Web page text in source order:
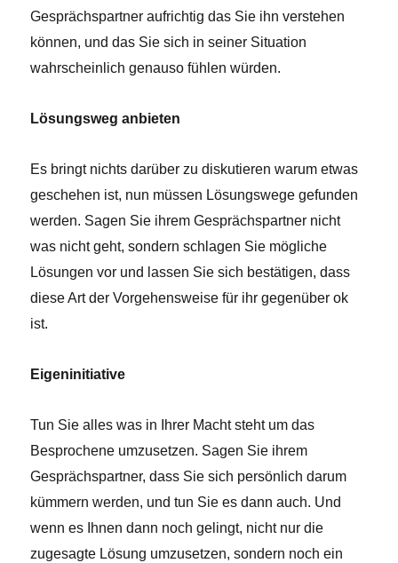
Gesprächspartner aufrichtig das Sie ihn verstehen
können, und das Sie sich in seiner Situation
wahrscheinlich genauso fühlen würden.
Lösungsweg anbieten
Es bringt nichts darüber zu diskutieren warum etwas
geschehen ist, nun müssen Lösungswege gefunden
werden. Sagen Sie ihrem Gesprächspartner nicht
was nicht geht, sondern schlagen Sie mögliche
Lösungen vor und lassen Sie sich bestätigen, dass
diese Art der Vorgehensweise für ihr gegenüber ok
ist.
Eigeninitiative
Tun Sie alles was in Ihrer Macht steht um das
Besprochene umzusetzen. Sagen Sie ihrem
Gesprächspartner, dass Sie sich persönlich darum
kümmern werden, und tun Sie es dann auch. Und
wenn es Ihnen dann noch gelingt, nicht nur die
zugesagte Lösung umzusetzen, sondern noch ein